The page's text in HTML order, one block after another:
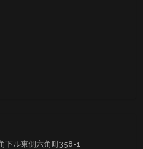
下ル東側六角町358-1